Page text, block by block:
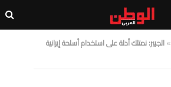
»الجبير: نمتلك أدلة على استخدام أسلحة إيرانية